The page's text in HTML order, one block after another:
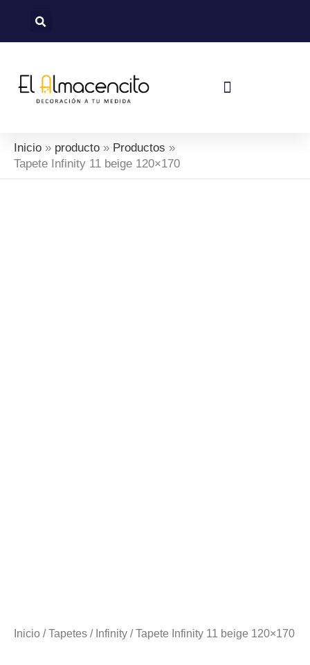
Inicio producto
Productos
Tapete Infinity 11 beige 120×170
Inicio /Tapetes / Infinity / Tapete Infinity 11 beige 120×170